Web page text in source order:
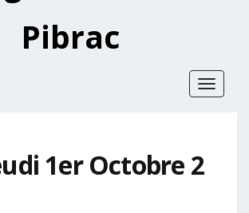
Toggle
1er Octobre 2